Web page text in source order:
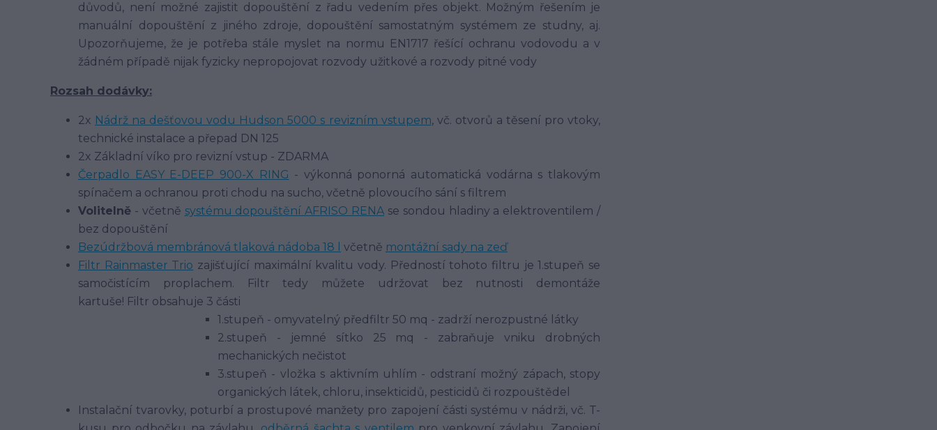
důvodů, není možné zajistit dopouštění z řadu vedením přes objekt. Možným řešením je
manuální dopouštění z jiného zdroje, dopouštění samostatným systémem ze studny, aj.
Upozorňujeme, že je potřeba stále myslet na normu EN1717 řešící ochranu vodovodu a v
žádném případě nijak fyzicky nepropojovat rozvody užitkové a rozvody pitné vody
Rozsah dodávky:
2x Nádrž na dešťovou vodu Hudson 5000 s revizním vstupem, vč. otvorů a těsení pro vtoky,
technické instalace a přepad DN 125
2x Základní víko pro revizní vstup - ZDARMA
Čerpadlo EASY E-DEEP 900-X RING - výkonná ponorná automatická vodárna s tlakovým
spínačem a ochranou proti chodu na sucho, včetně plovoucího sání s filtrem
Volitelně - včetně systému dopouštění AFRISO RENA se sondou hladiny a elektroventilem /
bez dopouštění
Bezúdržbová membránová tlaková nádoba 18 l
včetně montážní sady na zeď
Filtr Rainmaster Trio zajišťující maximální kvalitu vody. Předností tohoto filtru je 1.stupeň se
samočistícím proplachem. Filtr tedy můžete udržovat bez nutnosti demontáže
kartuše! Filtr obsahuje 3 části
1.stupeň - omyvatelný předfiltr 50 mq - zadrží nerozpustné látky
2.stupeň - jemné sítko 25 mq - zabraňuje vniku drobných
mechanických nečistot
3.stupeň - vložka s aktivním uhlím - odstraní možný zápach, stopy
organických látek, chloru, insekticidů, pesticidů či rozpouštědel
Instalační tvarovky, poturbí a prostupové manžety pro zapojení části systému v nádrži, vč. T-